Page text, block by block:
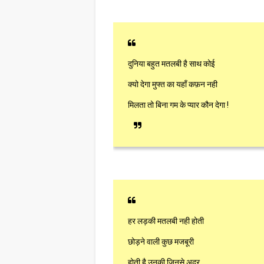
दुनिया बहुत मतलबी है साथ कोई
क्यो देगा मुफ्त का यहाँ कफ़न नही
मिलता तो बिना गम के प्यार कौन देगा !
हर लड़की मतलबी नही होती
छोड़ने वाली कुछ मजबूरी